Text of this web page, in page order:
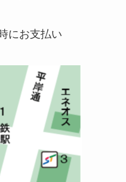
にお支払い